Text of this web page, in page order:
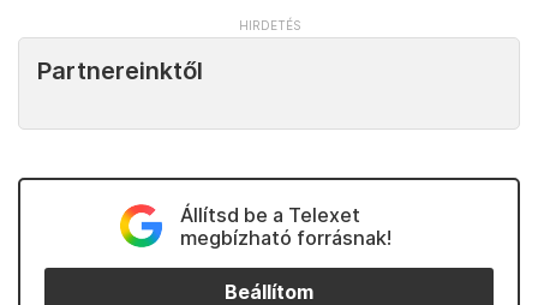
Partnereinktől
Állítsd be a Telexet
megbízható forrásnak!
Beállítom